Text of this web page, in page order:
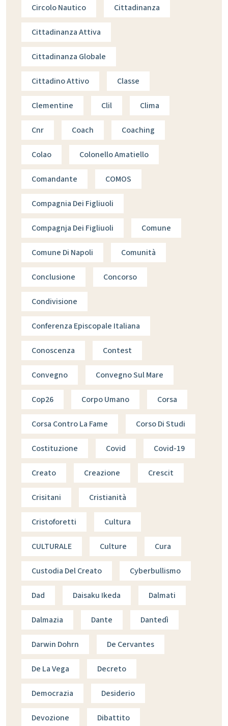
Circolo Nautico Cittadinanza
Cittadinanza Attiva
Cittadinanza Globale
Cittadino Attivo Classe
Clementine Clil Clima
Cnr Coach Coaching
Colao Colonello Amatiello
Comandante COMOS
Compagnia Dei Figliuoli
Compagnja Dei Figliuoli Comune
Comune Di Napoli Comunità
Conclusione Concorso
Condivisione
Conferenza Episcopale Italiana
Conoscenza Contest
Convegno Convegno Sul Mare
Cop26 Corpo Umano Corsa
Corsa Contro La Fame Corso Di Studi
Costituzione Covid Covid-19
Creato Creazione Crescit
Crisitani Cristianità
Cristoforetti Cultura
CULTURALE Culture Cura
Custodia Del Creato Cyberbullismo
Dad Daisaku Ikeda Dalmati
Dalmazia Dante Dantedì
Darwin Dohrn De Cervantes
De La Vega Decreto
Democrazia Desiderio
Devozione Dibattito